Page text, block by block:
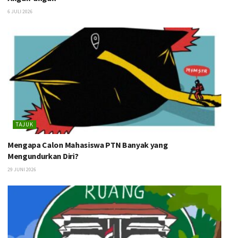
6 JULI 2026
TAJUK
Mengapa Calon Mahasiswa PTN Banyak yang
Mengundurkan Diri?
29 JUNI 2026